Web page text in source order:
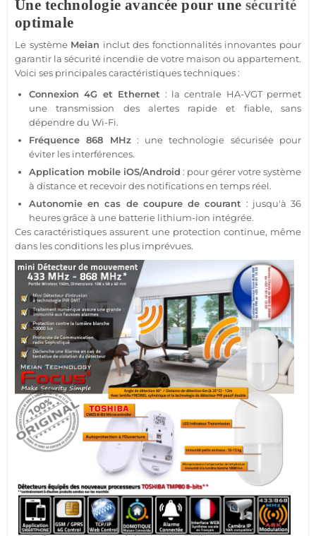
Une technologie avancée pour une sécurité
optimale
Le système Meian inclut des fonctionnalités innovantes pour
garantir lasécurité incendie de votre maison ou appartement.
Voici ses principales caractéristiques techniques :
Connexion4G et Ethernet : lacentrale HA-VGTpermet
unetransmission des alertes rapide et fiable, sans
dépendre du Wi-Fi.
Fréquence868 MHz: une technologie sécurisée pour
éviter les interférences.
Application mobile iOS/Android : pour gérer votresystème
à distance et recevoir des notifications en temps réel.
Autonomie en cas de coupure de courant : jusqu'à 36
heures grâce à une batterie lithium-ion intégrée.
Ces caractéristiques assurent une protection continue, même
dans les conditions les plus imprévues.